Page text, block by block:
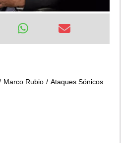
Marco Rubio Ataques Sónicos